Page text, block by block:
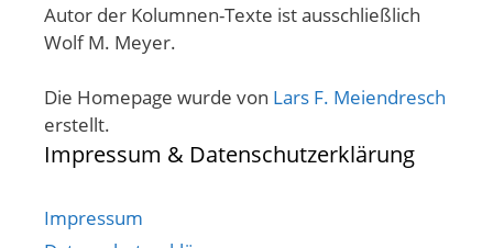
Autor der Kolumnen-Texte ist ausschließlich
Wolf M. Meyer.
Die Homepage wurde von Lars F. Meiendresch
erstellt.
Impressum & Datenschutzerklärung
Impressum